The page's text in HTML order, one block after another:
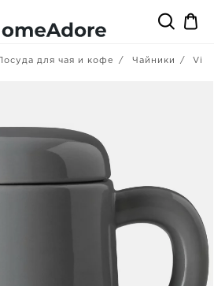
Посуда для чая и кофе Чайники